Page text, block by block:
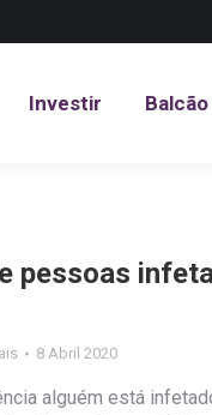
Investir
pessoas
8 Abril 2020
alguém está
Investir